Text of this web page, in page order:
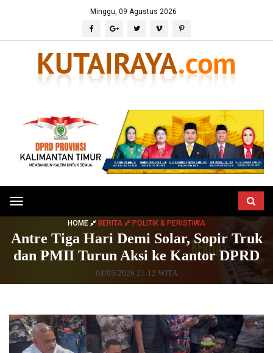
Minggu, 09 Agustus 2026
Toggle
navigation
HOME BERITA POLITIK & PERISTIWA
Antre Tiga Hari Demi Solar, Sopir Truk
dan PMII Turun Aksi ke Kantor DPRD
04/05/2026 21:12 WITA